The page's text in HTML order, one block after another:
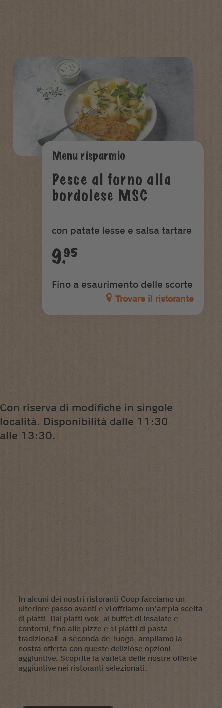
Menu risparmio
Pesce al forno alla
bordolese MSC
con patate lesse e salsa tartare
9.95
Fino a esaurimento delle scorte
Trovare il ristorante
Con riserva di modifiche in singole
località. Disponibilità dalle 11:30
alle 13:30.
In alcuni dei nostri ristoranti Coop facciamo un
ulteriore passo avanti e vi offriamo un'ampia scelta
di piatti. Dai piatti wok, al buffet di insalate e
contorni, fino alle pizze e ai piatti di pasta
tradizionali: a seconda del luogo, ampliamo la
nostra offerta con queste deliziose opzioni
aggiuntive. Scoprite la varietà delle nostre offerte
aggiuntive nei ristoranti selezionati.